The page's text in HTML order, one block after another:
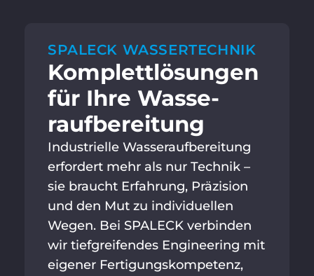
SPALECK WASSERTECHNIK
Komplett­lösungen
für Ihre Wasse­
raufbereitung
Industrielle Wasseraufbereitung
erfordert mehr als nur Technik –
sie braucht Erfahrung, Präzision
und den Mut zu individuellen
Wegen. Bei SPALECK verbinden
wir tiefgreifendes Engineering mit
eigener Fertigungskompetenz,